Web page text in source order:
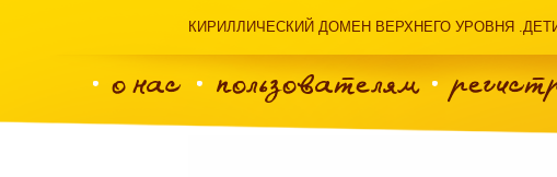
КИРИЛЛИЧЕСКИЙ ДОМЕН ВЕРХНЕГО УРОВНЯ
о нас пользователям